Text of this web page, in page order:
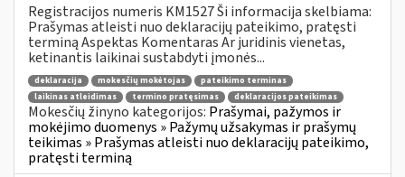
Registracijos numeris KM1527 Ši informacija skelbiama:
Prašymas atleisti nuo deklaracijų pateikimo, pratęsti
terminą Aspektas Komentaras Ar juridinis vienetas,
ketinantis laikinai sustabdyti įmonės...
deklaracija mokesčių mokėtojas
pateikimo terminas
laikinas atleidimas
termino pratęsimas deklaracijos pateikimas
Mokesčių žinyno kategorijos: Prašymai, pažymos ir
mokėjimo duomenys » Pažymų užsakymas ir prašymų
teikimas » Prašymas atleisti nuo deklaracijų pateikimo,
pratęsti terminą